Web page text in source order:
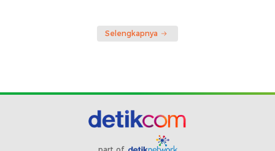
Selengkapnya